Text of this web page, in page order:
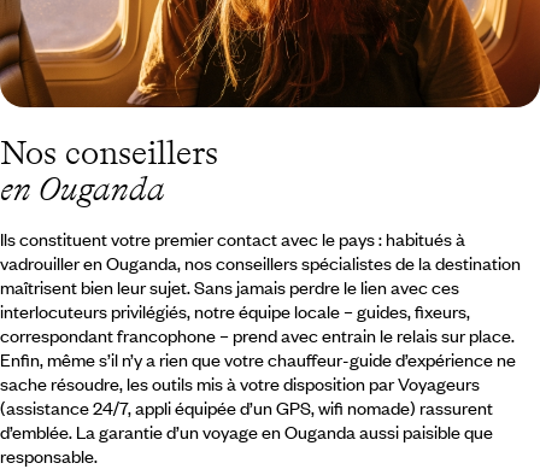
Nos conseillers
en Ouganda
Ils constituent votre premier contact avec le pays : habitués à
vadrouiller en Ouganda, nos conseillers spécialistes de la destination
maîtrisent bien leur sujet. Sans jamais perdre le lien avec ces
interlocuteurs privilégiés, notre équipe locale – guides, fixeurs,
correspondant francophone – prend avec entrain le relais sur place.
Enfin, même s’il n’y a rien que votre chauffeur-guide d’expérience ne
sache résoudre, les outils mis à votre disposition par Voyageurs
(assistance 24/7, appli équipée d’un GPS, wifi nomade) rassurent
d’emblée. La garantie d’un voyage en Ouganda aussi paisible que
responsable.